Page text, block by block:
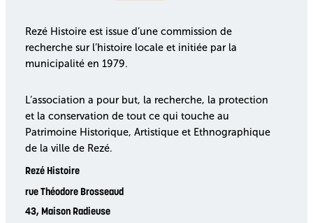
Rezé Histoire est issue d’une commission de
recherche sur l’histoire locale et initiée par la
municipalité en 1979.
L’association a pour but, la recherche, la protection
et la conservation de tout ce qui touche au
Patrimoine Historique, Artistique et Ethnographique
de la ville de Rezé.
Rezé Histoire
rue Théodore Brosseaud
43, Maison Radieuse